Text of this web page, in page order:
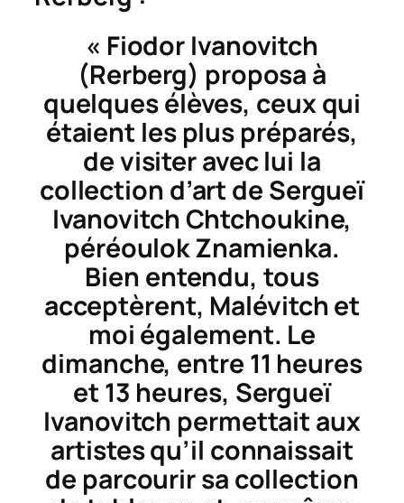
« Fiodor Ivanovitch
(Rerberg) proposa à
quelques élèves, ceux qui
étaient les plus préparés,
de visiter avec lui la
collection d’art de Sergueï
Ivanovitch Chtchoukine,
péréoulok Znamienka.
Bien entendu, tous
acceptèrent, Malévitch et
moi également. Le
dimanche, entre 11 heures
et 13 heures, Sergueï
Ivanovitch permettait aux
artistes qu’il connaissait
de parcourir sa collection